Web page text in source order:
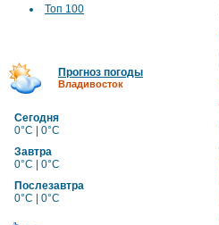
Топ 100
Прогноз погоды
Владивосток
Сегодня
0°C | 0°C
Завтра
0°C | 0°C
Послезавтра
0°C | 0°C